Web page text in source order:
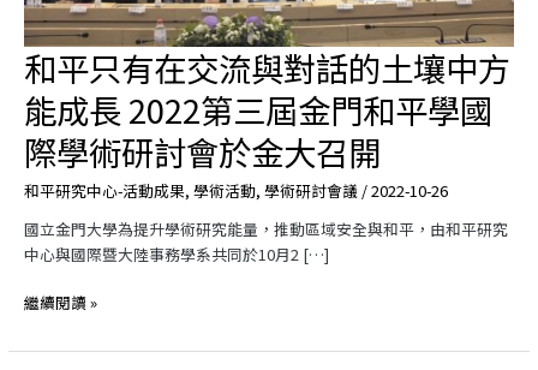
和平只有在交流與對話的土壤中方
能成長 2022第三屆金門和平學國
際學術研討會於金大召開
和平研究中心-活動成果, 學術活動, 學術研討會議/2022-10-26
國立金門大學為提升學術研究能量，推動區域安全與和平，由和平研究
中心與國際暨大陸事務學系共同於10月2 […]
和
平
只
有
在
交
與
對
的
繼續閱讀 »